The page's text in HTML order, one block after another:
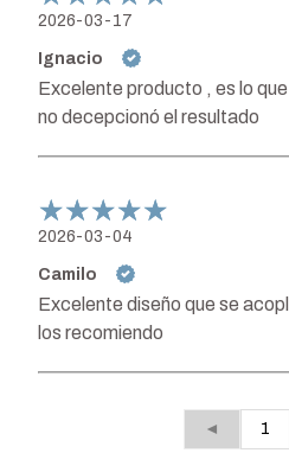
2026-03-17
Ignacio
Excelente producto , es lo
no decepcionó el resultado
2026-03-04
Camilo
Excelente diseño que se
los recomiendo
◄ 1